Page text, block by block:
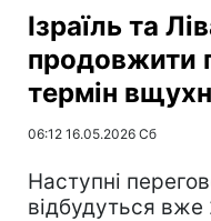
Ізраїль та
продовжити
термін
06:12 16.05.2026 Сб
Наступні
відбудуться вже